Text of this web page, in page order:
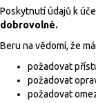
Poskytnutí údajů k
dobrovolné.
Beru na vědomí, že
požadovat
požadovat
požadovat